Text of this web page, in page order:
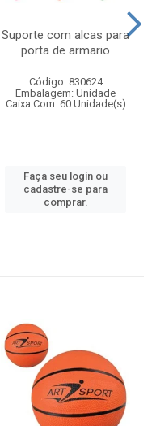
Suporte com alcas para
porta de armario
Código: 830624
Embalagem: Unidade
Caixa Com: 60 Unidade(s)
Faça seu login ou
cadastre-se para
comprar.